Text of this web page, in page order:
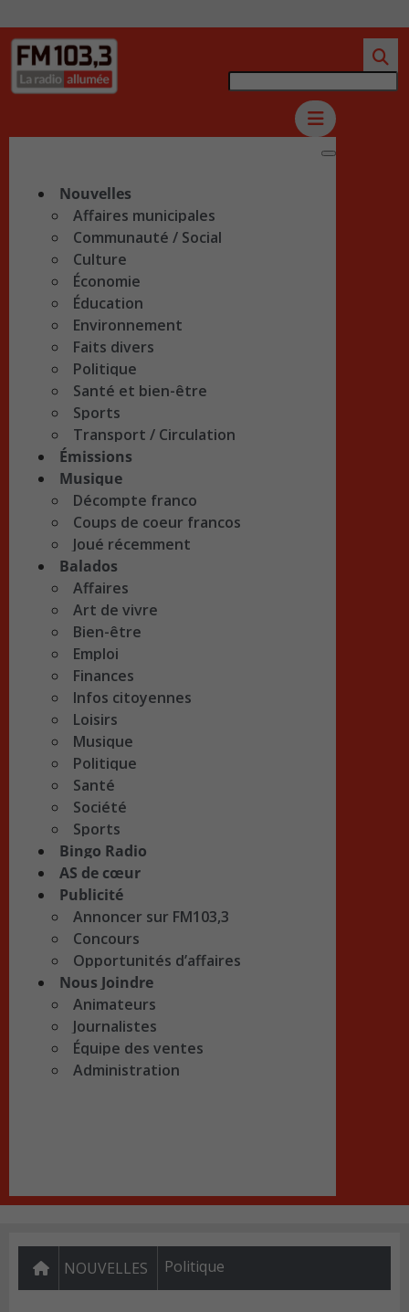
Nouvelles
Affaires municipales
Communauté / Social
Culture
Économie
Éducation
Environnement
Faits divers
Politique
Santé et bien-être
Sports
Transport / Circulation
Émissions
Musique
Décompte franco
Coups de coeur francos
Joué récemment
Balados
Affaires
Art de vivre
Bien-être
Emploi
Finances
Infos citoyennes
Loisirs
Musique
Politique
Santé
Société
Sports
Bingo Radio
AS de cœur
Publicité
Annoncer sur FM103,3
Concours
Opportunités d’affaires
Nous Joindre
Animateurs
Journalistes
Équipe des ventes
Administration
NOUVELLES Politique